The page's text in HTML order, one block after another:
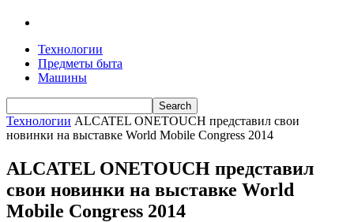
Технологии
Предметы быта
Машины
Технологии ALCATEL ONETOUCH представил свои
новинки на выставке World Mobile Congress 2014
ALCATEL ONETOUCH представил
свои новинки на выставке World
Mobile Congress 2014